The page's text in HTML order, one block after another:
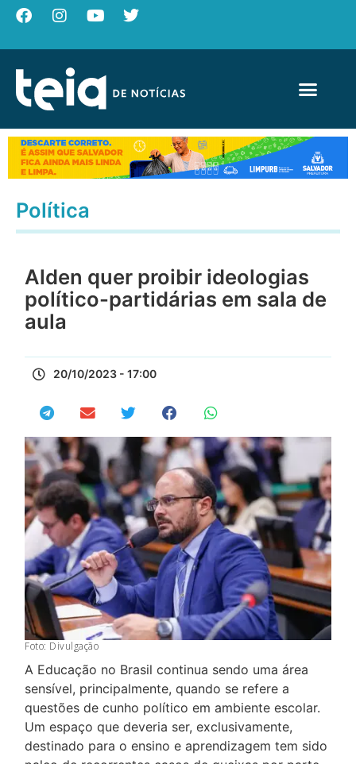
Política
Alden quer proibir ideologias
político-partidárias em sala de
aula
20/10/2023 - 17:00
Foto: Divulgação
A Educação no Brasil continua sendo uma área
sensível, principalmente, quando se refere a
questões de cunho político em ambiente escolar.
Um espaço que deveria ser, exclusivamente,
destinado para o ensino e aprendizagem tem sido